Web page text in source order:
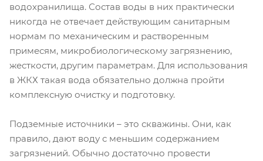
водохранилища. Состав воды в них практически
никогда не отвечает действующим санитарным
нормам по механическим и растворенным
примесям, микробиологическому загрязнению,
жесткости, другим параметрам. Для использования
в ЖКХ такая вода обязательно должна пройти
комплексную очистку и подготовку.
Подземные источники – это скважины. Они, как
правило, дают воду с меньшим содержанием
загрязнений. Обычно достаточно провести